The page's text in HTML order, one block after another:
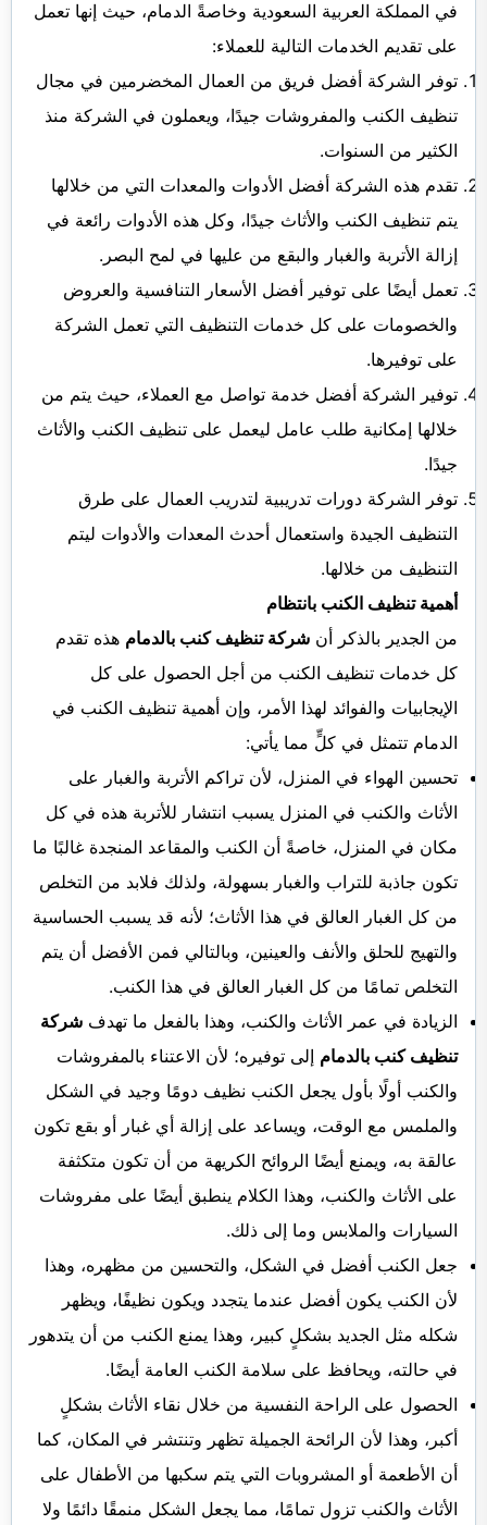
في المملكة العربية السعودية وخاصةً الدمام، حيث إنها تعمل
على تقديم الخدمات التالية للعملاء:
توفر الشركة أفضل فريق من العمال المخضرمين في مجال
تنظيف الكنب والمفروشات جيدًا، ويعملون في الشركة منذ
الكثير من السنوات.
تقدم هذه الشركة أفضل الأدوات والمعدات التي من خلالها
يتم تنظيف الكنب والأثاث جيدًا، وكل هذه الأدوات رائعة في
إزالة الأتربة والغبار والبقع من عليها في لمح البصر.
تعمل أيضًا على توفير أفضل الأسعار التنافسية والعروض
والخصومات على كل خدمات التنظيف التي تعمل الشركة
على توفيرها.
توفير الشركة أفضل خدمة تواصل مع العملاء، حيث يتم من
خلالها إمكانية طلب عامل ليعمل على تنظيف الكنب والأثاث
جيدًا.
توفر الشركة دورات تدريبية لتدريب العمال على طرق
التنظيف الجيدة واستعمال أحدث المعدات والأدوات ليتم
التنظيف من خلالها.
أهمية تنظيف الكنب بانتظام
من الجدير بالذكر أن شركة تنظيف كنب بالدمام هذه تقدم
كل خدمات تنظيف الكنب من أجل الحصول على كل
الإيجابيات والفوائد لهذا الأمر، وإن أهمية تنظيف الكنب في
الدمام تتمثل في كلٍّ مما يأتي:
تحسين الهواء في المنزل، لأن تراكم الأتربة والغبار على
الأثاث والكنب في المنزل يسبب انتشار للأتربة هذه في كل
مكان في المنزل، خاصةً أن الكنب والمقاعد المنجدة غالبًا ما
تكون جاذبة للتراب والغبار بسهولة، ولذلك فلابد من التخلص
من كل الغبار العالق في هذا الأثاث؛ لأنه قد يسبب الحساسية
والتهيج للحلق والأنف والعينين، وبالتالي فمن الأفضل أن يتم
التخلص تمامًا من كل الغبار العالق في هذا الكنب.
الزيادة في عمر الأثاث والكنب، وهذا بالفعل ما تهدف شركة
تنظيف كنب بالدمام إلى توفيره؛ لأن الاعتناء بالمفروشات
والكنب أولًا بأول يجعل الكنب نظيف دومًا وجيد في الشكل
والملمس مع الوقت، ويساعد على إزالة أي غبار أو بقع تكون
عالقة به، ويمنع أيضًا الروائح الكريهة من أن تكون متكثفة
على الأثاث والكنب، وهذا الكلام ينطبق أيضًا على مفروشات
السيارات والملابس وما إلى ذلك.
جعل الكنب أفضل في الشكل، والتحسين من مظهره، وهذا
لأن الكنب يكون أفضل عندما يتجدد ويكون نظيفًا، ويظهر
شكله مثل الجديد بشكلٍ كبير، وهذا يمنع الكنب من أن يتدهور
في حالته، ويحافظ على سلامة الكنب العامة أيضًا.
الحصول على الراحة النفسية من خلال نقاء الأثاث بشكلٍ
أكبر، وهذا لأن الرائحة الجميلة تظهر وتنتشر في المكان، كما
أن الأطعمة أو المشروبات التي يتم سكبها من الأطفال على
الأثاث والكنب تزول تمامًا، مما يجعل الشكل منمقًا دائمًا ولا